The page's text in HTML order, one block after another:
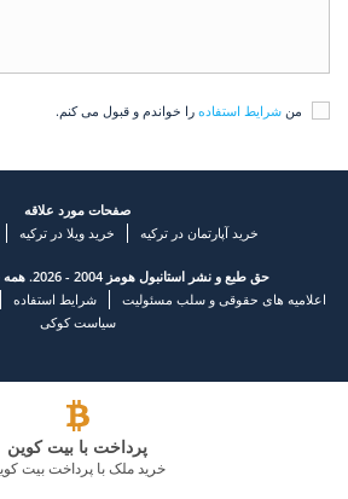
من شرایط استفاده را خواندم و قبول می کنم.
صفحات مورد علاقه
خرید آپارتمان در ترکیه
خرید ویلا در ترکیه
حق طبع و نشر استانبول هومز 2004 - 2026. همه حقوق محفوظ است.
اعلامیه های حقوقی و سلب مسئولیت
شرایط استفاده
سیاست کوکی
پرداخت با بیت کوین
خرید ملک با پرداخت بیت